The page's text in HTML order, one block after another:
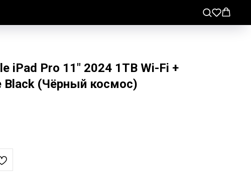
iPad Pro 11" 2024 1TB Wi-Fi +
Black (Чёрный космос)